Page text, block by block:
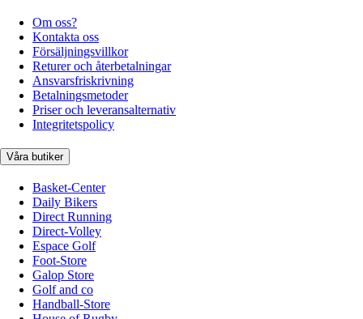
Om oss?
Kontakta oss
Försäljningsvillkor
Returer och återbetalningar
Ansvarsfriskrivning
Betalningsmetoder
Priser och leveransalternativ
Integritetspolicy
Våra butiker
Basket-Center
Daily Bikers
Direct Running
Direct-Volley
Espace Golf
Foot-Store
Galop Store
Golf and co
Handball-Store